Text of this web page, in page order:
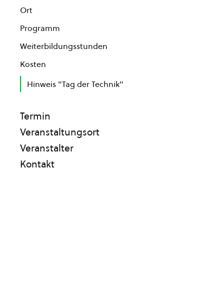
Ort
Programm
Weiterbildungsstunden
Kosten
Hinweis "Tag der Technik"
Termin
Veranstaltungsort
Veranstalter
Kontakt